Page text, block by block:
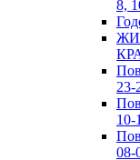
8,
23-
10-
08-